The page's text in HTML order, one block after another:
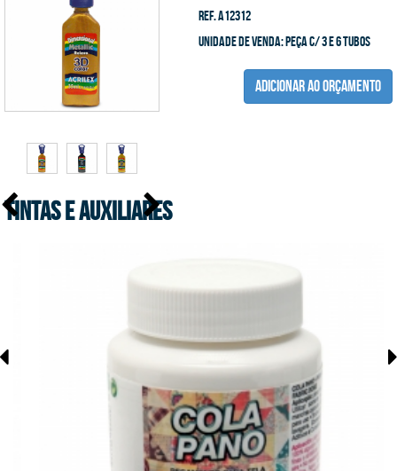
Ref. A12312
unidade de venda: peça c/ 3 e 6 tubos
ADICIONAR AO ORÇAMENTO
Tintas e Auxiliares